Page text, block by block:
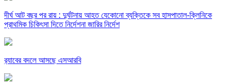
দীর্ঘ আট বছর পর রায় : দুর্ঘটনায় আহত যেকোনো ব্যক্তিকে সব হাসপাতাল-ক্লিনিকে
প্রাথমিক চিকিৎসা দিতে নির্দেশনা জারির নির্দেশ
র‍্যাবের বদলে আসছে এসআরবি